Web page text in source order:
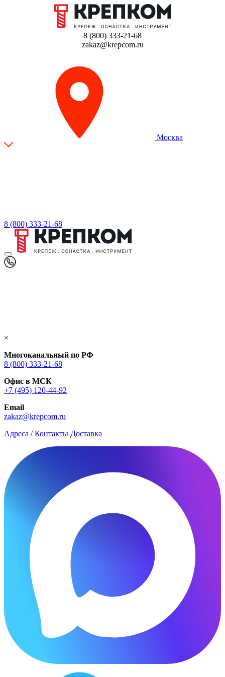
8 (800) 333-21-68
zakaz@krepcom.ru
Москва
8 (800) 333-21-68
×
Многоканальный по РФ
8 (800) 333‑21-68
Офис в МСК
+7 (495) 120-44-92
Email
zakaz@krepcom.ru
Адреса / Контакты Доставка